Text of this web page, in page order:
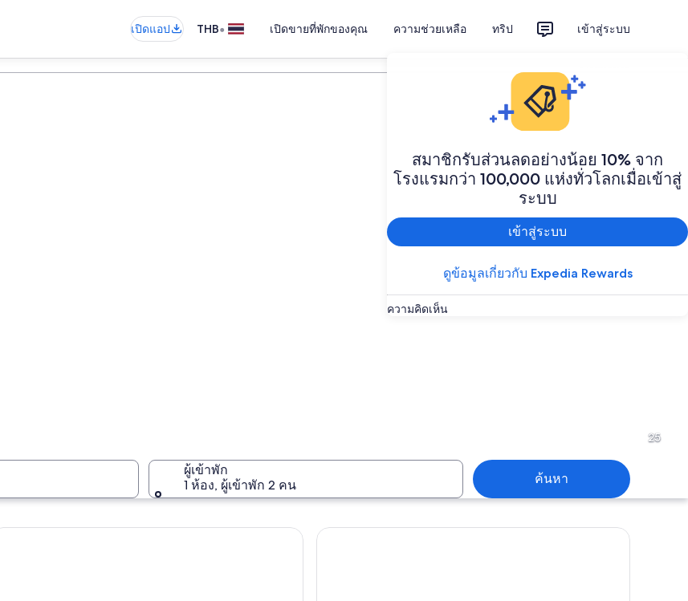
เปิดแอป THB• เปิดขายที่พักของคุณ ความช่วยเหลือ ทริป เข้าสู่ระบบ
สมาชิกรับส่วนลดอย่างน้อย 10% จาก
โรงแรมกว่า 100,000 แห่งทั่วโลกเมื่อเข้าสู่
ระบบ
เข้าสู่ระบบ
ดูข้อมูลเกี่ยวกับ Expedia Rewards
ความคิดเห็น
25
ผู้เข้าพัก
1 ห้อง, ผู้เข้าพัก 2 คน
ค้นหา